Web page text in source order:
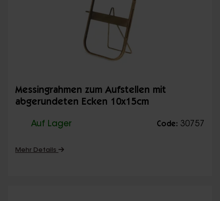
Messingrahmen zum Aufstellen mit
abgerundeten Ecken 10x15cm
Auf Lager Code: 30757
Mehr Details